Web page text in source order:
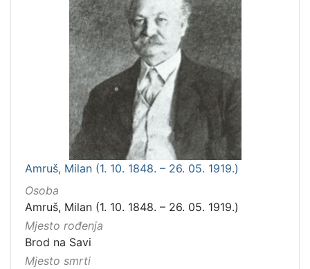
Amruš, Milan (1. 10. 1848. – 26. 05. 1919.)
Osoba
Amruš, Milan (1. 10. 1848. – 26. 05. 1919.)
Mjesto rođenja
Brod na Savi
Mjesto smrti